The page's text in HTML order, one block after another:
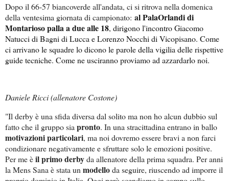
Dopo il 66-57 biancoverde all'andata, ci si ritrova nella domenica
della ventesima giornata di campionato: al PalaOrlandi di
Montarioso palla a due alle 18, dirigono l'incontro Giacomo
Natucci di Bagni di Lucca e Lorenzo Nocchi di Vicopisano. Come
ci arrivano le squadre lo dicono le parole della vigilia delle rispettive
guide tecniche. Come ne usciranno proviamo ad azzardarlo noi.
Daniele Ricci (allenatore Costone)
"Il derby è una sfida diversa dal solito ma non ho alcun dubbio sul
fatto che il gruppo siapronto. In una stracittadina entrano in ballo
motivazioni particolari, ma noi dovremo essere bravi a non farci
condizionare negativamente e sfruttare solo le emozioni positive.
Per me èil primo derbyda allenatore della prima squadra. Per anni
la Mens Sana è stata unmodelloda seguire, riuscendo ad imporre il